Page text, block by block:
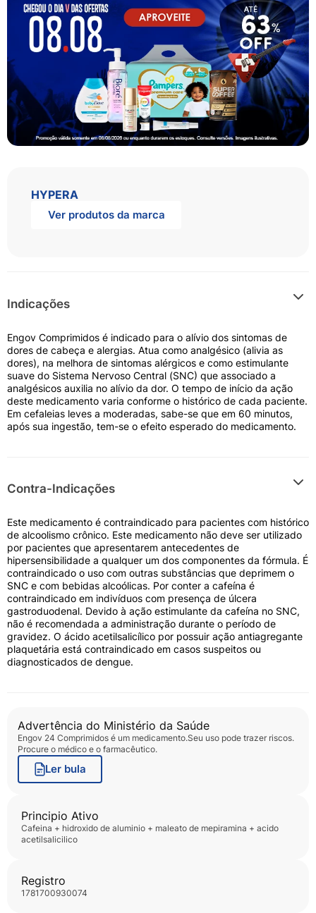
HYPERA
Ver produtos da marca
Indicações
Engov Comprimidos é indicado para o alívio dos sintomas de
dores de cabeça e alergias. Atua como analgésico (alivia as
dores), na melhora de sintomas alérgicos e como estimulante
suave do Sistema Nervoso Central (SNC) que associado a
analgésicos auxilia no alívio da dor. O tempo de início da ação
deste medicamento varia conforme o histórico de cada paciente.
Em cefaleias leves a moderadas, sabe-se que em 60 minutos,
após sua ingestão, tem-se o efeito esperado do medicamento.
Contra-Indicações
Este medicamento é contraindicado para pacientes com histórico
de alcoolismo crônico. Este medicamento não deve ser utilizado
por pacientes que apresentarem antecedentes de
hipersensibilidade a qualquer um dos componentes da fórmula. É
contraindicado o uso com outras substâncias que deprimem o
SNC e com bebidas alcoólicas. Por conter a cafeína é
contraindicado em indivíduos com presença de úlcera
gastroduodenal. Devido à ação estimulante da cafeína no SNC,
não é recomendada a administração durante o período de
gravidez. O ácido acetilsalicílico por possuir ação antiagregante
plaquetária está contraindicado em casos suspeitos ou
diagnosticados de dengue.
Advertência do Ministério da Saúde
Engov 24 Comprimidos é um medicamento.Seu uso pode trazer riscos.
Procure o médico e o farmacêutico.
Ler bula
Principio Ativo
cafeina + hidroxido de aluminio + maleato de mepiramina + acido
acetilsalicilico
Registro
1781700930074